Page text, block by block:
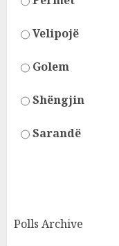
Velipojë
Golem
Shëngjin
Sarandë
Polls Archive